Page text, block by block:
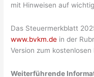
mit Hinweisen auf
Das Steuermerkblatt
www.bvkm.de in der
Version zum
Weiterführende